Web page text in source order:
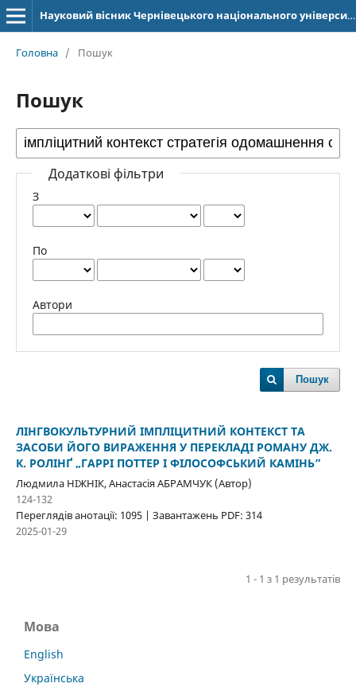
Науковий вісник Чернівецького національного університету імені Юрія Федьковича. Серія: Германська філологія
Головна / Пошук
Пошук
Додаткові фільтри
З
По
Автори
Пошук
ЛІНГВОКУЛЬТУРНИЙ ІМПЛІЦИТНИЙ КОНТЕКСТ ТА
ЗАСОБИ ЙОГО ВИРАЖЕННЯ У ПЕРЕКЛАДІ РОМАНУ ДЖ.
К. РОЛІНҐ „ГАРРІ ПОТТЕР І ФІЛОСОФСЬКИЙ КАМІНЬ”
Людмила НІЖНІК, Анастасія АБРАМЧУК (Автор)
124-132
Переглядів анотації: 1095 | Завантажень PDF: 314
2025-01-29
1 - 1 з 1 результатів
Мова
English
Українська